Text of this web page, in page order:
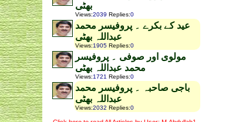
بھٹی
Views:2039 Replies:0
عید کے بکرے ۔ پروفیسر محمد
عبداللہ بھٹی
Views:1905 Replies:0
مولوی اور صوفی ۔ پروفیسر
محمد عبداللہ بھٹی
Views:1721 Replies:0
باجی صاحبہ ۔ پروفیسر محمد
عبداللہ بھٹی
Views:2032 Replies:0